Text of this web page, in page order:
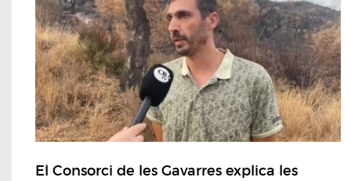
El Consorci de les Gavarres explica les